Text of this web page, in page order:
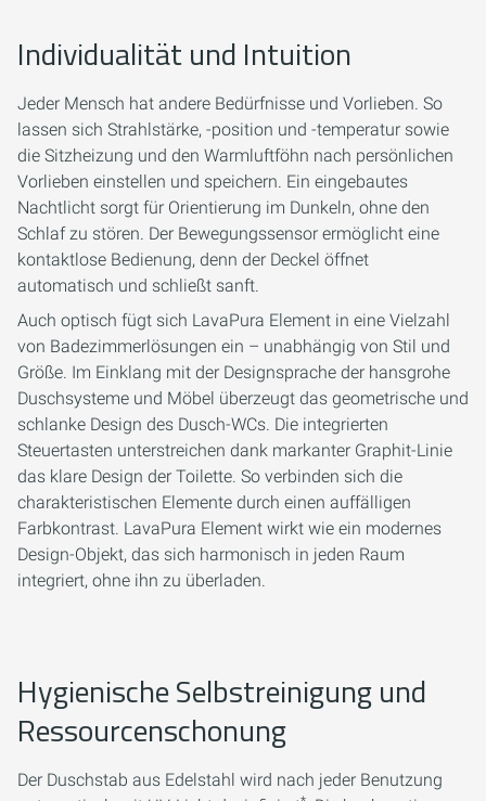
Individualität und Intuition
Jeder Mensch hat andere Bedürfnisse und Vorlieben. So
lassen sich Strahlstärke, -position und -temperatur sowie
die Sitzheizung und den Warmluftföhn nach persönlichen
Vorlieben einstellen und speichern. Ein eingebautes
Nachtlicht sorgt für Orientierung im Dunkeln, ohne den
Schlaf zu stören. Der Bewegungssensor ermöglicht eine
kontaktlose Bedienung, denn der Deckel öffnet
automatisch und schließt sanft.
Auch optisch fügt sich LavaPura Element in eine Vielzahl
von Badezimmerlösungen ein – unabhängig von Stil und
Größe. Im Einklang mit der Designsprache der hansgrohe
Duschsysteme und Möbel überzeugt das geometrische und
schlanke Design des Dusch-WCs. Die integrierten
Steuertasten unterstreichen dank markanter Graphit-Linie
das klare Design der Toilette. So verbinden sich die
charakteristischen Elemente durch einen auffälligen
Farbkontrast. LavaPura Element wirkt wie ein modernes
Design-Objekt, das sich harmonisch in jeden Raum
integriert, ohne ihn zu überladen.
Hygienische Selbstreinigung und
Ressourcenschonung
Der Duschstab aus Edelstahl wird nach jeder Benutzung